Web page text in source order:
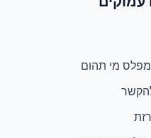
מפלס מי תהום